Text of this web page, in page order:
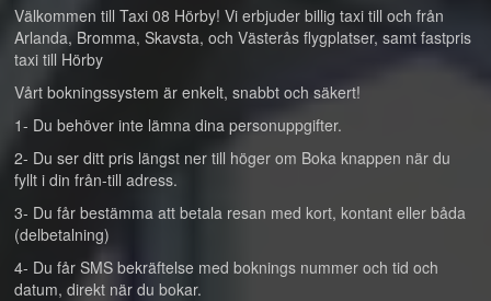
Välkommen till Taxi 08 Hörby! Vi erbjuder billig taxi till och från
Arlanda, Bromma, Skavsta, och Västerås flygplatser, samt fastpris
taxi till Hörby
Vårt bokningssystem är enkelt, snabbt och säkert!
1- Du behöver inte lämna dina personuppgifter.
2- Du ser ditt pris längst ner till höger om Boka knappen när du
fyllt i din från-till adress.
3- Du får bestämma att betala resan med kort, kontant eller båda
(delbetalning)
4- Du får SMS bekräftelse med boknings nummer och tid och
datum, direkt när du bokar.